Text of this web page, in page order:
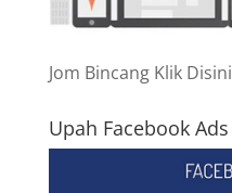
Jom Bincang Klik Disini
Upah Facebook Ads